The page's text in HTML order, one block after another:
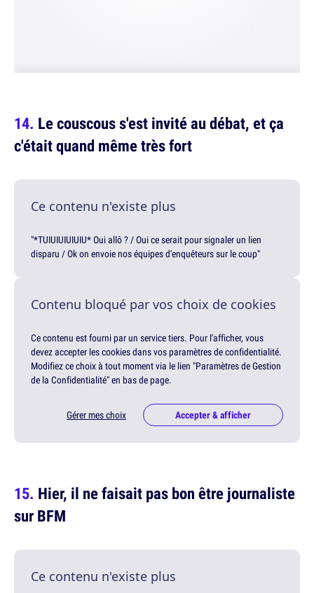
Le couscous s'est invité au débat, et ça
c'était quand même très fort
Ce contenu n'existe plus
"*TUIUIUIUIUIU* Oui allô ? / Oui ce serait pour signaler un lien
disparu / Ok on envoie nos équipes d'enquêteurs sur le coup"
Contenu bloqué par vos choix de cookies
Ce contenu est fourni par un service tiers. Pour l'afficher, vous
devez accepter les cookies dans vos paramètres de confidentialité.
Modifiez ce choix à tout moment via le lien "Paramètres de Gestion
de la Confidentialité" en bas de page.
Gérer mes choix Accepter & afficher
Hier, il ne faisait pas bon être journaliste
sur BFM
Ce contenu n'existe plus